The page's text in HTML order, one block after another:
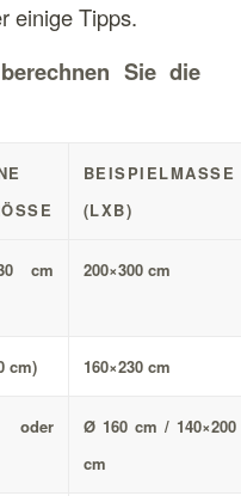
einige Tipps.
Sie die
BEISPIELMASSE
(LXB)
cm
200×300 cm
cm) 160×230 cm
Ø 160 cm / 140×200
cm